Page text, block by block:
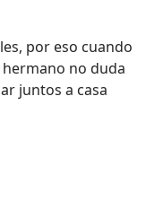
por eso cuando
no duda
juntos a casa